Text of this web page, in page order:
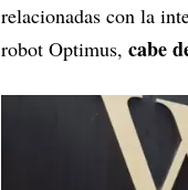
relacionadas con la
robot Optimus, cabe